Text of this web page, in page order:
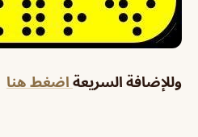
وللإضافة السريعة اضغط هنا